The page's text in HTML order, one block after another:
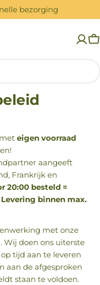
bezorging
eigen voorraad
aangeeft
Frankrijk en
20:00 besteld =
binnen max.
met onze
Wij doen ons uiterste
tijd aan te leveren
aan de afgesproken
staan te voldoen.